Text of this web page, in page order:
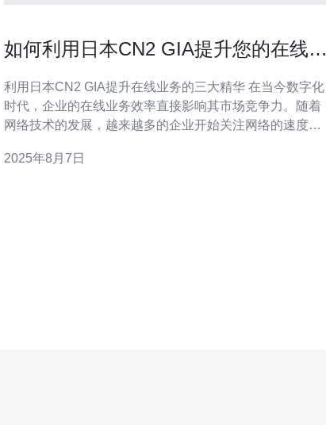
如何利用日本CN2 GIA提升您的在线业
利用日本CN2 GIA提升在线业务的三大精华 在当今数字化
时代，企业的在线业务效率直接影响其市场竞争力。随着
网络技术的发展，越来越多的企业开始关注网络的速度和
决方案，因其优越的性能而备受推崇。以下是利用日本
2025年8月7日